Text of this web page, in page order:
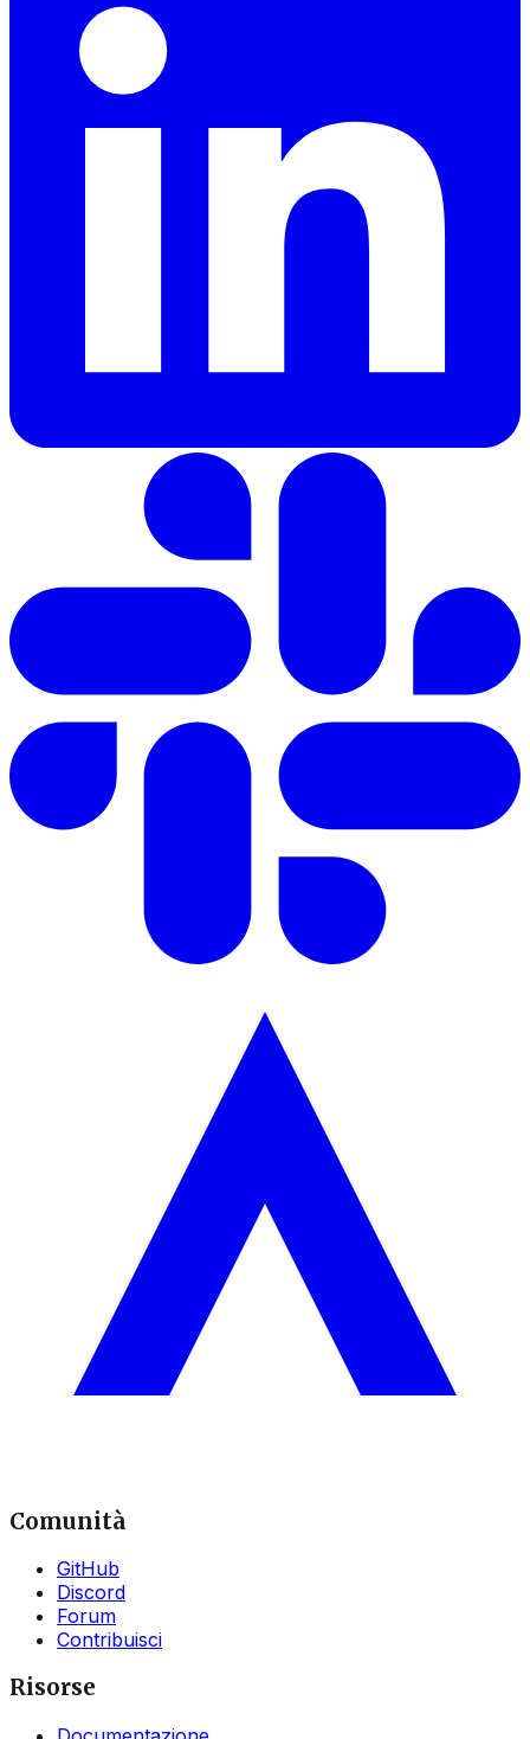
Comunità
GitHub
Discord
Forum
Contribuisci
Risorse